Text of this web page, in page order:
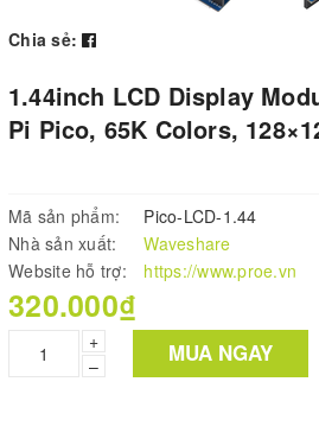
Chia sẻ:
1.44inch LCD Display
Pi Pico, 65K Colors,
Mã sản phẩm:
Pico-LCD-1.44
Nhà sản xuất:
Waveshare
Website hỗ trợ:
https://www.proe.vn
320.000₫
+
–
MUA NGAY